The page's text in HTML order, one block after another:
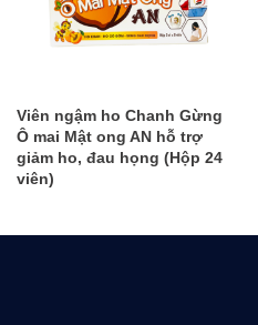
Viên ngậm ho Chanh Gừng
Ô mai Mật ong AN hỗ trợ
giảm ho, đau họng (Hộp 24
viên)